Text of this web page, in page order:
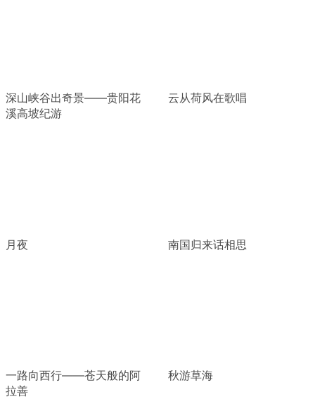
深山峡谷出奇景——贵阳花
溪高坡纪游
云从荷风在歌唱
月夜 南国归来话相思
一路向西行——苍天般的阿
拉善
秋游草海